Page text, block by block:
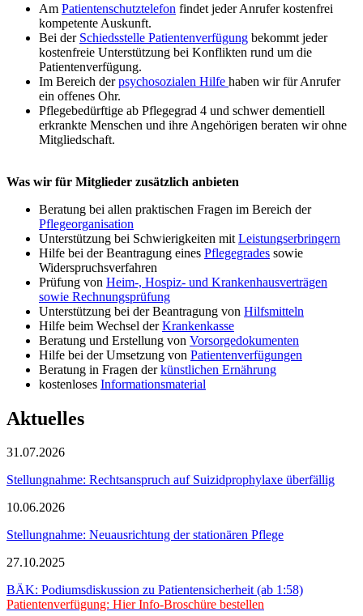
Am Patientenschutztelefon findet jeder Anrufer kostenfrei
kompetente Auskunft.
Bei der Schiedsstelle Patientenverfügung bekommt jeder
kostenfreie Unterstützung bei Konflikten rund um die
Patientenverfügung.
Im Bereich derpsychosozialen Hilfe haben wir für Anrufer
ein offenes Ohr.
Pflegebedürftige ab Pflegegrad 4 und schwer dementiell
erkrankte Menschen und ihre Angehörigen beraten wir ohne
Mitgliedschaft.
Was wir für Mitglieder zusätzlich anbieten
Beratung bei allen praktischen Fragen im Bereich der
Pflegeorganisation
Unterstützung bei Schwierigkeiten mit Leistungserbringern
Hilfe bei der Beantragung eines Pflegegrades sowie
Widerspruchsverfahren
Prüfung von Heim-, Hospiz- und Krankenhausverträgen
sowie Rechnungsprüfung
Unterstützung bei der Beantragung von Hilfsmitteln
Hilfe beim Wechsel derKrankenkasse
Beratung und Erstellung von Vorsorgedokumenten
Hilfe bei der Umsetzung von Patientenverfügungen
Beratung in Fragen derkünstlichen Ernährung
kostenloses Informationsmaterial
Aktuelles
31.07.2026
Stellungnahme: Rechtsanspruch auf Suizidprophylaxe überfällig
10.06.2026
Stellungnahme: Neuausrichtung der stationären Pflege
27.10.2025
BÄK: Podiumsdiskussion zu Patientensicherheit (ab 1:58)
Patientenverfügung: Hier Info-Broschüre bestellen